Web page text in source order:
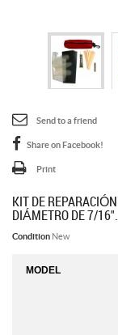
Send to a friend
Share on Facebook!
Print
KIT DE
DIÁMETRO DE 7/16".
Condition New
MODEL